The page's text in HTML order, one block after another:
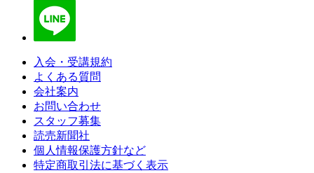
入会・受講規約
よくある質問
会社案内
お問い合わせ
スタッフ募集
読売新聞社
個人情報保護方針など
特定商取引法に基づく表示